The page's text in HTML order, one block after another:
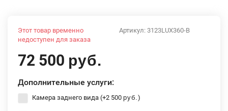
Артикул: 3123LUX360-B
Этот товар временно
недоступен для заказа
72 500 руб.
Дополнительные услуги:
Камера заднего вида (+2 500 руб. )